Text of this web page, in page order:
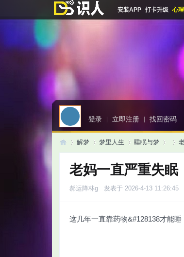
安装APP 打卡升级 心
登录 | 立即注册 | 找回密码
解梦
›
梦里人生 睡眠与梦
老妈一直严重失眠
郝运降林g 发表于 2026-4-13 11:26:45
这几年一直靠药物&#128138才能